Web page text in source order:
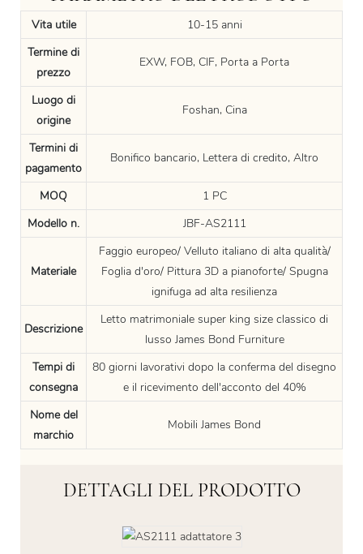
Vita utile
10-15 anni
Termine di
prezzo
EXW, FOB, CIF, Porta a Porta
Luogo di
origine
Foshan, Cina
Termini di
pagamento
Bonifico bancario, Lettera di credito, Altro
MOQ
1 PC
Modello n.
JBF-AS2111
Materiale
Faggio europeo/ Velluto italiano di alta qualità/
Foglia d'oro/ Pittura 3D a pianoforte/ Spugna
ignifuga ad alta resilienza
Descrizione
Letto matrimoniale super king size classico di
lusso James Bond Furniture
Tempi di
consegna
80 giorni lavorativi dopo la conferma del disegno
e il ricevimento dell'acconto del 40%
Nome del
marchio
Mobili James Bond
DETTAGLI DEL PRODOTTO